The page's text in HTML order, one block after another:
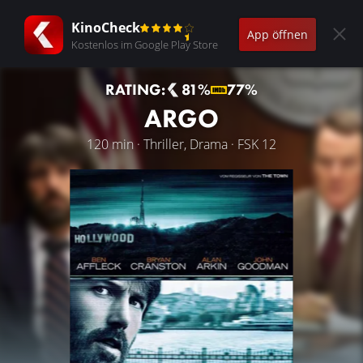
KinoCheck
Kostenlos im Google Play Store
App öffnen
RATING: 81% 77%
ARGO
120 min · Thriller, Drama · FSK 12